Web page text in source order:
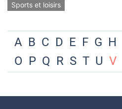
Sports et loisirs
A B C D E F G H
O P Q R S T U V